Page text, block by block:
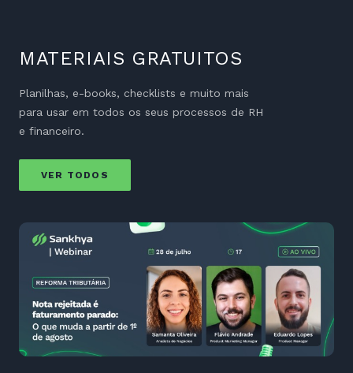
MATERIAIS GRATUITOS
Planilhas, e-books, checklists e muito mais
para usar em todos os seus processos de RH
e financeiro.
VER TODOS